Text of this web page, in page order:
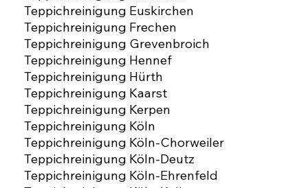
Teppichreinigung Euskirchen
Teppichreinigung Frechen
Teppichreinigung Grevenbroich
Teppichreinigung Hennef
Teppichreinigung Hürth
Teppichreinigung Kaarst
Teppichreinigung Kerpen
Teppichreinigung Köln
Teppichreinigung Köln-Chorweiler
Teppichreinigung Köln-Deutz
Teppichreinigung Köln-Ehrenfeld